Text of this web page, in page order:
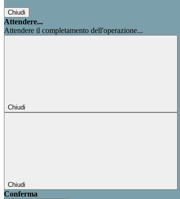
Chiudi
Attendere...
Attendere il completamento dell'operazione...
Chiudi
Chiudi
Conferma